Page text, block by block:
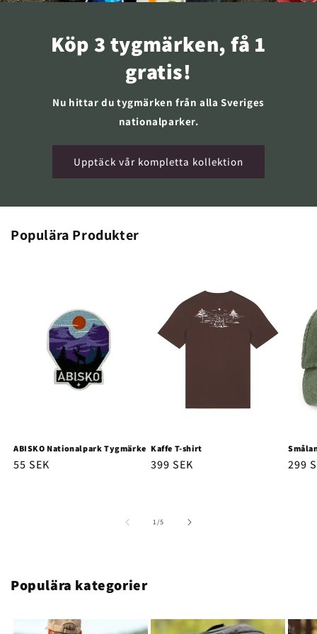
Köp 3 tygmärken, få 1
gratis!
Nu hittar du tygmärken från alla Sveriges
nationalparker.
Upptäck vår kompletta kollektion
Populära Produkter
ABISKO Nationalpark Tygmärke
Ordinarie
55 SEK
Kaffe T-shirt
Ordinarie
399 SEK 299
1/av
5
Populära kategorier